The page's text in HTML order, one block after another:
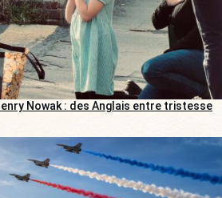
Nowak : des Anglais entre tristesse